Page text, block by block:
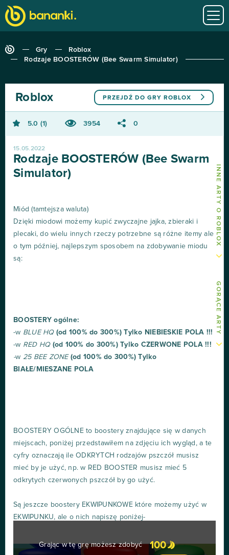
Gry
Roblox
Rodzaje BOOSTERÓW (Bee Swarm Simulator)
INNE ARTY O ROBLOX
GORĄCE ARTY
PRZEJDŹ DO GRY ROBLOX
Roblox
5.0 1 3954 0
15.05.2022
Rodzaje BOOSTERÓW (Bee Swarm
Simulator)
Miód (tamtejsza waluta)
Dzięki miodowi możemy kupić zwyczajne jajka, zbieraki i
plecaki, do wielu innych rzeczy potrzebne są różne itemy ale
o tym później, najlepszym sposobem na zdobywanie miodu
są:
BOOSTERY ogólne:
-w BLUE HQ (od 100% do 300%)Tylko NIEBIESKIE POLA !!!
-w RED HQ (od 100% do 300%) Tylko CZERWONE POLA !!!
-w 25 BEE ZONE (od 100% do 300%) Tylko
BIAŁE/MIESZANE POLA
BOOSTERY OGÓLNE to boostery znajdujące się w danych
miejscach, poniżej przedstawiłem na zdjęciu ich wygląd, a te
cyfry oznaczają ile ODKRYTCH rodzajów pszczół musisz
mieć by je użyć, np. w RED BOOSTER musisz mieć 5
odkrytych czerwonych pszczół by go użyć.
Są jeszcze boostery EKWIPUNKOWE które możemy użyć w
EKWIPUNKU, ale o nich napiszę poniżej-
Grając w tę grę możesz zdobyć 100